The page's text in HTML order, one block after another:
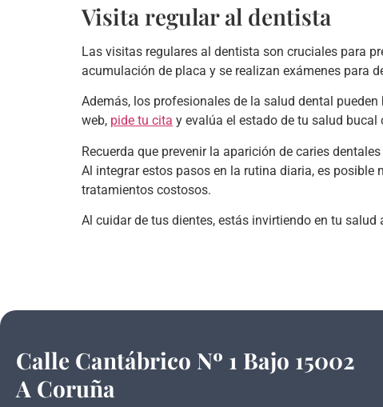
Visita regular al dentista
Las visitas regulares al dentista son cruciales para
acumulación de placa y se realizan exámenes para
Además, los profesionales de la salud dental
web, pide tu cita y evalúa el estado de tu salud
Recuerda que prevenir la aparición de caries
Al integrar estos pasos en la rutina diaria, es
tratamientos costosos.
Al cuidar de tus dientes, estás invirtiendo en tu salud
Calle Cantábrico Nº 1 Bajo 15002
A Coruña